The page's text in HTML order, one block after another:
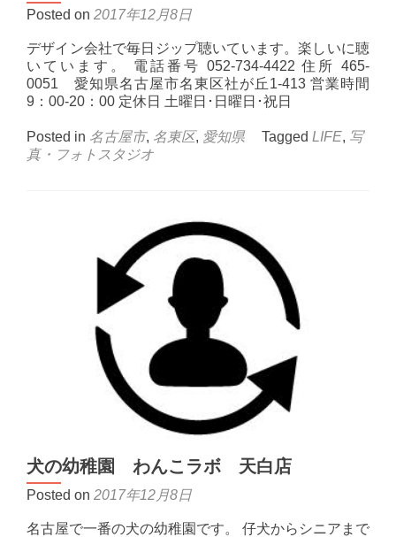
Posted on 2017年12月8日
デザイン会社で毎日ジップ聴いています。楽しいに聴
いています。 電話番号 052-734-4422 住所 465-
0051 愛知県名古屋市名東区社が丘1-413 営業時間
9：00-20：00 定休日 土曜日･日曜日･祝日
Posted in 名古屋市, 名東区, 愛知県 Tagged LIFE, 写
真・フォトスタジオ
犬の幼稚園 わんこラボ 天白店
Posted on 2017年12月8日
名古屋で一番の犬の幼稚園です。 仔犬からシニアまで